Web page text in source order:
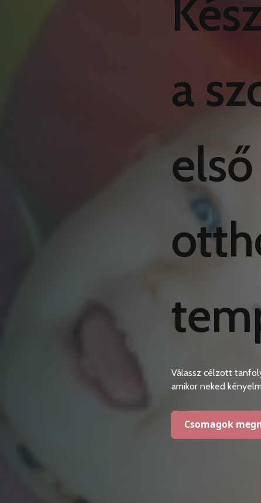
a
Válassz célzott
amikor neked
Csomagok